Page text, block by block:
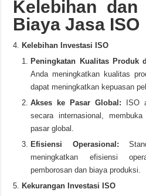
Kelebihan dan
Biaya Jasa ISO
Kelebihan Investasi ISO
Peningkatan Kualitas Produk
Anda meningkatkan kualitas
dapat meningkatkan kepuasan
Akses ke Pasar Global: ISO
secara internasional,
pasar global.
Efisiensi Operasional:
meningkatkan efisiensi
pemborosan dan biaya produksi.
Kekurangan Investasi ISO